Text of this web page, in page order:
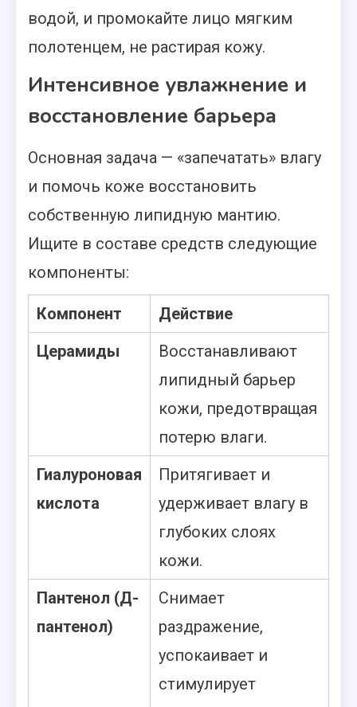
водой, и промокайте лицо мягким
полотенцем, не растирая кожу.
Интенсивное увлажнение и
восстановление барьера
Основная задача — «запечатать» влагу
и помочь коже восстановить
собственную липидную мантию.
Ищите в составе средств следующие
компоненты:
Компонент
Действие
Церамиды
Восстанавливают
липидный барьер
кожи, предотвращая
потерю влаги.
Гиалуроновая
кислота
Притягивает и
удерживает влагу в
глубоких слоях
кожи.
Пантенол (Д-
пантенол)
Снимает
раздражение,
успокаивает и
стимулирует